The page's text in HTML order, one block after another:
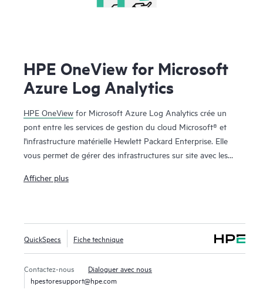
HPE OneView for Microsoft
Azure Log Analytics
HPE OneView for Microsoft Azure Log Analytics crée un
pont entre les services de gestion du cloud Microsoft® et
l'infrastructure matérielle Hewlett Packard Enterprise. Elle
vous permet de gérer des infrastructures sur site avec les
OneView for Microsoft Azure Log Analytics apporte une
microprogrammes, l'intégrité de l'infrastructure, l'état, ainsi
que la corrélation des événements à long terme et l'analyse
des tendances. Les données de HPE OneView et HPE
Synergy sont collectées automatiquement et traitées à l'aide
du moteur Azure™ Log Analytics s'exécutant dans le cloud
Afficher plus
QuickSpecs Fiche technique
Contactez-nous
Dialoguer avec nous
hpestoresupport@hpe.com